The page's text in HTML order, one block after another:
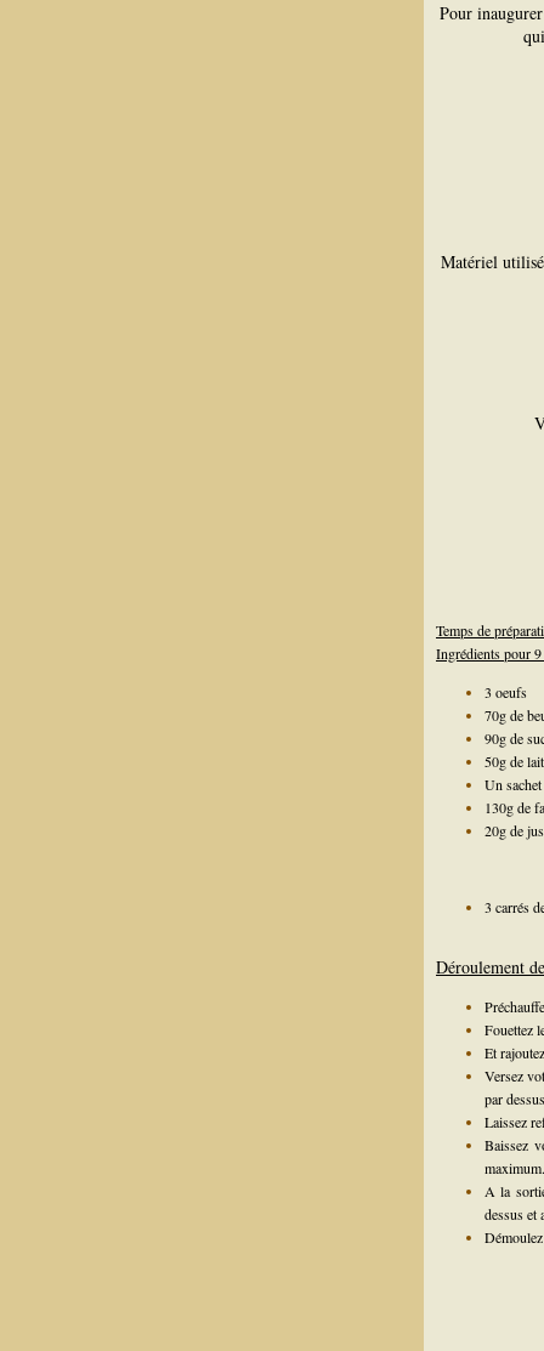
Pour
Matériel
Temps de
Ingrédients pour
3 oeufs
70g de
90g de
50g de lait
Un
130g de
20g de
3 carrés
Déroulement
Fouettez
Et
Versez
par
Laissez
Baissez
maximum.
A la
dessus et